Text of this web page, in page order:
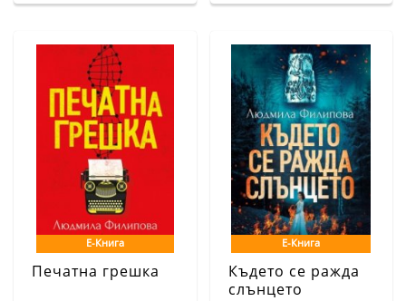
Е-Книга
Печатна грешка
Е-Книга
Където се ражда
слънцето